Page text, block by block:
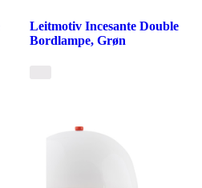
Leitmotiv Incesante Double
Bordlampe, Grøn